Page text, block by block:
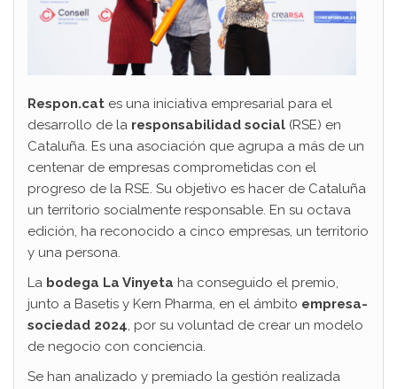
Respon.cat es una iniciativa empresarial para el
desarrollo de la responsabilidad social (RSE) en
Cataluña. Es una asociación que agrupa a más de un
centenar de empresas comprometidas con el
progreso de la RSE. Su objetivo es hacer de Cataluña
un territorio socialmente responsable. En su octava
edición, ha reconocido a cinco empresas, un territorio
y una persona.
La bodega La Vinyeta ha conseguido el premio,
junto a Basetis y Kern Pharma, en el ámbito empresa-
sociedad 2024, por su voluntad de crear un modelo
de negocio con conciencia.
Se han analizado y premiado la gestión realizada